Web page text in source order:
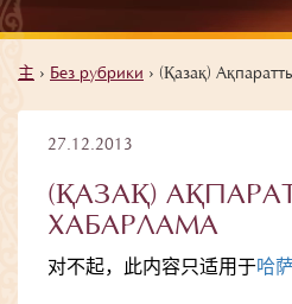
主 › Без рубрики › (Қазақ)
27.12.2013
(ҚАЗАҚ)
ХАБАРЛАМА
对不起，此内容只适用于哈